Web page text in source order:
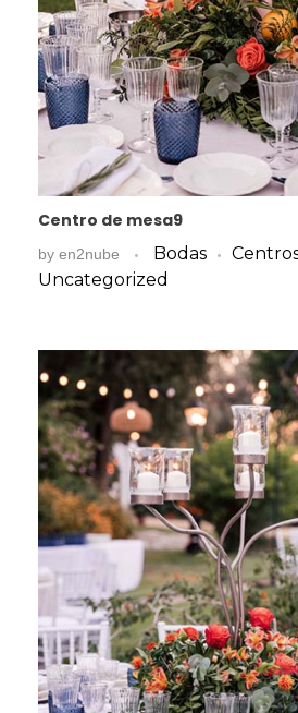
Centro de mesa9
by en2nube Bodas
Uncategorized